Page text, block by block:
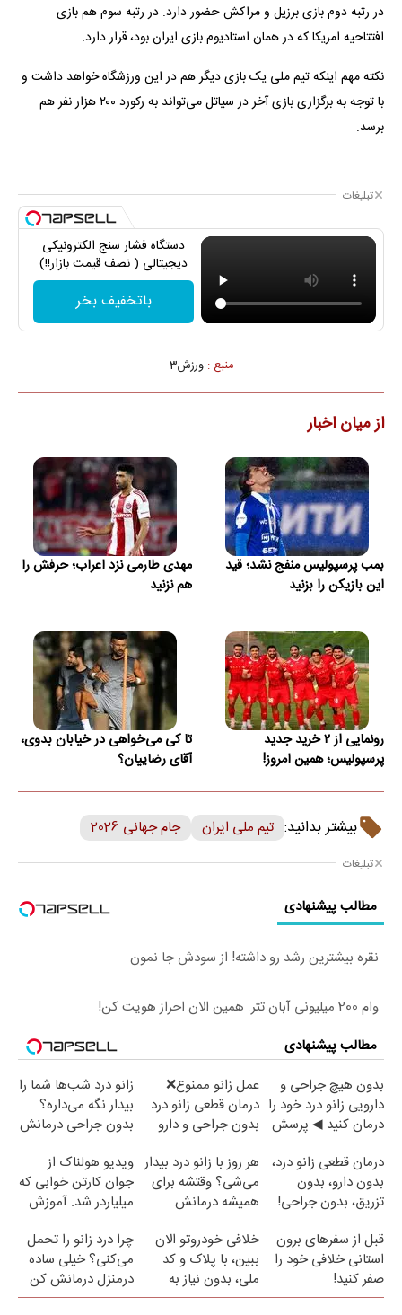
در رتبه دوم بازی برزیل و مراکش حضور دارد. در رتبه سوم هم بازی
افتتاحیه امریکا که در همان استادیوم بازی ایران بود، قرار دارد.
نکته مهم اینکه تیم ملی یک بازی دیگر هم در این ورزشگاه خواهد داشت و
با توجه به برگزاری بازی آخر در سیاتل می‌تواند به رکورد ۲۰۰ هزار نفر هم
برسد.
تبلیغات
دستگاه فشار سنج الکترونیکی
دیجیتالی ( نصف قیمت بازار!!)
باتخفیف بخر
منبع :ورزش3
از میان اخبار
بمب پرسپولیس منفج نشد؛ قید
این بازیکن را بزنید
مهدی طارمی نزد اعراب؛ حرفش را
هم نزنید
رونمایی از ۲ خرید جدید
پرسپولیس؛ همین امروز!
تا کی می‌خواهی در خیابان بدوی،
آقای رضاییان؟
بیشتر بدانید: تیم ملی ایران جام جهانی 2026
تبلیغات
مطالب پیشنهادی
نقره بیشترین رشد رو داشته! از سودش جا نمون
وام 200 میلیونی آبان تتر. همین الان احراز هویت کن!
مطالب پیشنهادی
بدون هیچ جراحی و
دارویی زانو درد خود را
درمان کنید ◀ پرسش
عمل زانو ممنوع❌
درمان قطعی زانو درد
بدون جراحی و دارو
زانو درد شب‌ها شما را
بیدار نگه می‌داره؟
بدون جراحی درمانش
درمان قطعی زانو درد،
بدون دارو، بدون
تزریق، بدون جراحی!
هر روز با زانو درد بیدار
می‌شی؟ وقتشه برای
همیشه درمانش
ویدیو هولناک از
جوان کارتن خوابی که
میلیاردر شد. آموزش
قبل از سفرهای برون
استانی خلافی خود را
صفر کنید!
خلافی خودروتو الان
ببین، با پلاک و کد
ملی، بدون نیاز به
مراجعه حضوری
چرا درد زانو را تحمل
می‌کنی؟ خیلی ساده
درمنزل درمانش کن